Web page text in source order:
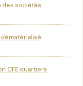
des sociétés
CFE quartiers